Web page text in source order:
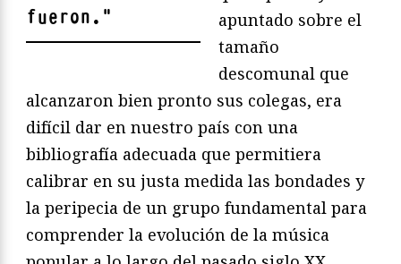
fueron. "
apuntado sobre el
tamaño
descomunal que
alcanzaron bien pronto sus colegas, era
difícil dar en nuestro país con una
bibliografía adecuada que permitiera
calibrar en su justa medida las bondades y
la peripecia de un grupo fundamental para
comprender la evolución de la música